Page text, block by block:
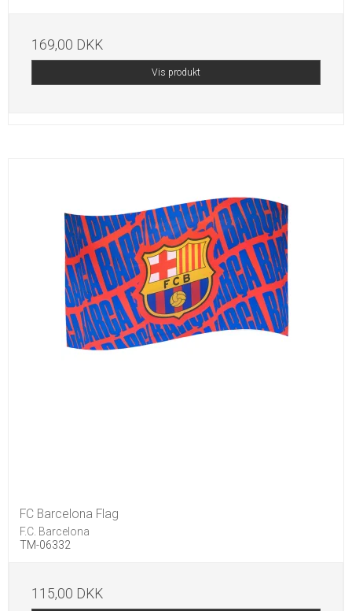
169,00 DKK
Vis produkt
FC Barcelona Flag
F.C. Barcelona
TM-06332
115,00 DKK